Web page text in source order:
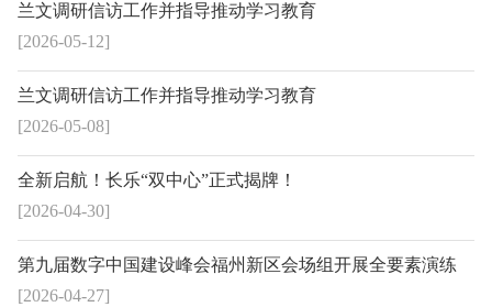
[2026-05-12]
兰文调研信访工作并指导推动学习教育
[2026-05-08]
兰文调研信访工作并指导推动学习教育
[2026-04-30]
全新启航！长乐“双中心”正式揭牌！
[2026-04-27]
第九届数字中国建设峰会福州新区会场组开展全要素演练